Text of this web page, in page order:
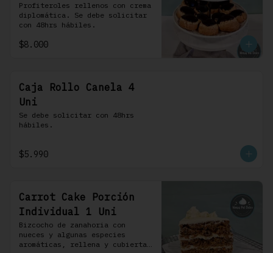
Profiteroles rellenos con crema
diplomática. Se debe solicitar
con 48hrs hábiles.
$8.000
Caja Rollo Canela 4
Uni
Se debe solicitar con 48hrs
hábiles.
$5.990
Carrot Cake Porción
Individual 1 Uni
Bizcocho de zanahoria con
nueces y algunas especies
aromáticas, rellena y cubierta